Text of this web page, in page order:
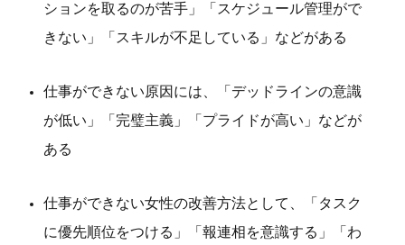
ションを取るのが苦手」「スケジュール管理がで
きない」「スキルが不足している」などがある
仕事ができない原因には、「デッドラインの意識
が低い」「完璧主義」「プライドが高い」などが
ある
仕事ができない女性の改善方法として、「タスク
に優先順位をつける」「報連相を意識する」「わ